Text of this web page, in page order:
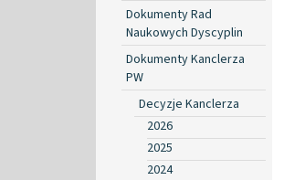
Dokumenty Rad
Naukowych Dyscyplin
Dokumenty Kanclerza
PW
Decyzje Kanclerza
2026
2025
2024